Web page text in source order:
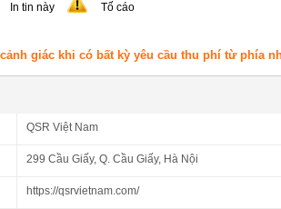
In tin này Tố cáo
giác khi có bất kỳ yêu cầu thu phí từ phía
QSR Việt Nam
299 Cầu Giấy, Q. Cầu Giấy, Hà Nội
https://qsrvietnam.com/